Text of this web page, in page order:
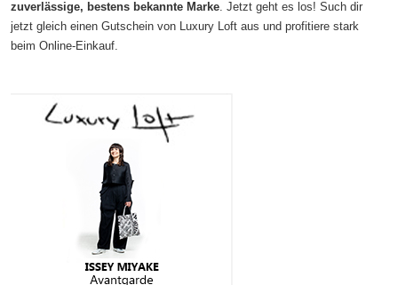
zuverlässige, bestens bekannte Marke. Jetzt geht es los! Such dir
jetzt gleich einen Gutschein von Luxury Loft aus und profitiere stark
beim Online-Einkauf.